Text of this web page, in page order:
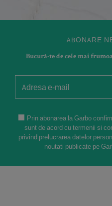
ABONARE
Bucură-te de cele mai
Prin abonarea la Garbo
sunt de acord cu termenii si
privind prelucrarea datelor
noutati publicate pe